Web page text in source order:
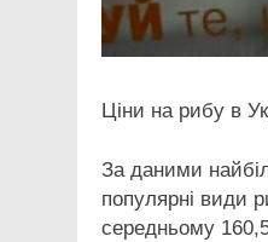
Ціни на рибу в
За даними
популярні види
середньому